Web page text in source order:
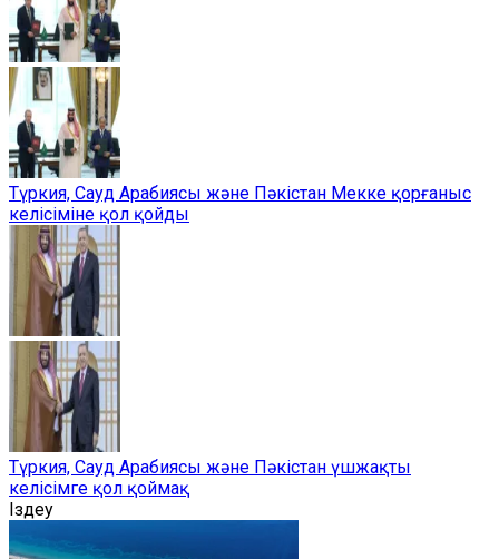
Түркия, Сауд Арабиясы және Пәкістан Мекке қорғаныс
келісіміне қол қойды
Түркия, Сауд Арабиясы және Пәкістан үшжақты
келісімге қол қоймақ
Іздеу